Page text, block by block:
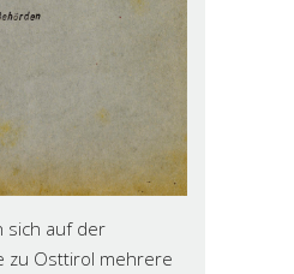
sich auf der
zu Osttirol mehrere